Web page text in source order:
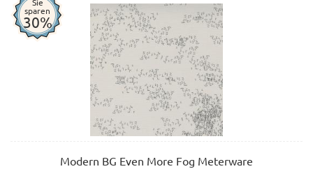
sparen
30%
Modern BG Even More Fog Meterware